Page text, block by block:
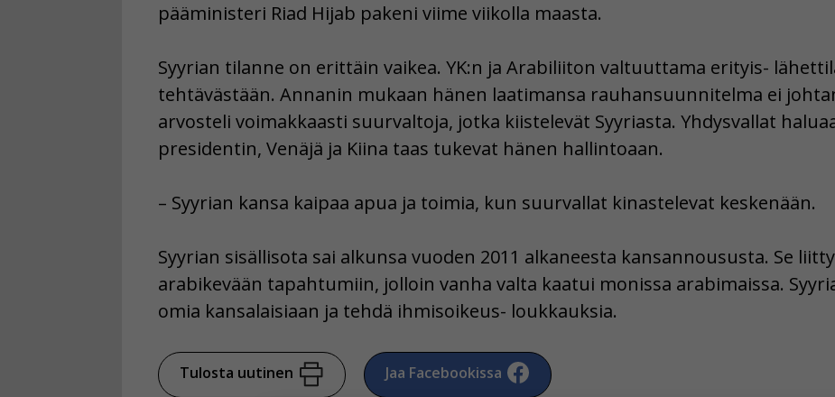
pääministeri Riad Hijab pakeni viime viikolla maasta.
Syyrian tilanne on erittäin vaikea. YK:n ja Arabiliiton valtuuttama erityis-
tehtävästään. Annanin mukaan hänen laatimansa rauhansuunnitelma ei
arvosteli voimakkaasti suurvaltoja, jotka kiistelevät Syyriasta. Yhdysvallat
presidentin, Venäjä ja Kiina taas tukevat hänen hallintoaan.
– Syyrian kansa kaipaa apua ja toimia, kun suurvallat kinastelevat keskenään.
Syyrian sisällisota sai alkunsa vuoden 2011 alkaneesta kansannoususta. Se
arabikevään tapahtumiin, jolloin vanha valta kaatui monissa arabimaissa.
omia kansalaisiaan ja tehdä ihmisoikeus- loukkauksia.
Tulosta uutinen Jaa Facebookissa